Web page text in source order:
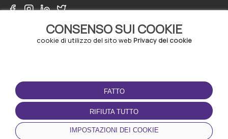
CONSENSO SUI COOKIE
cookie di utilizzo del sito web Privacy dei cookie
FATTO
RIFIUTA TUTTO
IMPOSTAZIONI DEI COOKIE
CONDIZIONI D'USO
Termini e Condizioni
Politica sulla riservatezza
Gestione dei Cookie
SCARICA L'APP